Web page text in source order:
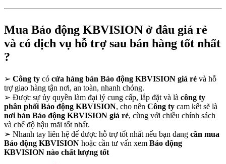
Mua Báo động KBVISION ở đâu giá rẻ
và có dịch vụ hỗ trợ sau bán hàng tốt nhất
?
➢ Công ty có cửa hàng bán Báo động KBVISION giá rẻ và hỗ
trợ giao hàng tận nơi, an toàn, nhanh chóng.
➢ Được sự ủy quyền làm đại lý cung cấp, lắp đặt và là công ty
phân phối Báo động KBVISION, cho nên Công ty cam kết sẽ là
nơi bán Báo động KBVISION giá rẻ, cùng với chiều chính sách
và chế độ hậu mãi tốt nhất.
➢ Nhanh tay liên hệ để được hỗ trợ tốt nhất nếu bạn đang cần mua
Báo động KBVISION hoặc cần tư vấn xem Báo động
KBVISION nào chất lượng tốt